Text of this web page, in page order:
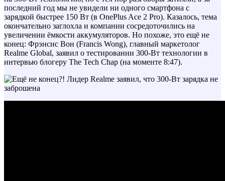
последний год мы не увидели ни одного смартфона с
зарядкой быстрее 150 Вт (в OnePlus Ace 2 Pro). Казалось, тема
окончательно заглохла и компании сосредоточились на
увеличении ёмкости аккумуляторов. Но похоже, это ещё не
конец: Фрэнсис Вон (Francis Wong), главный маркетолог
Realme Global, заявил о тестировании 300-Вт технологии в
интервью блогеру The Tech Chap (на моменте 8:47).